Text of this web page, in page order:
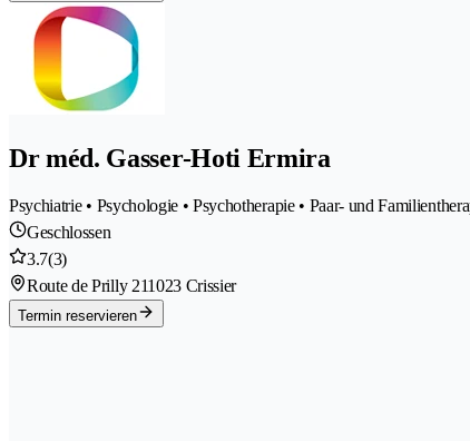
Dr méd. Gasser-Hoti Ermira
Psychiatrie • Psychologie • Psychotherapie • Paar- und
Geschlossen
3.7(3)
Route de Prilly 211023 Crissier
Termin reservieren